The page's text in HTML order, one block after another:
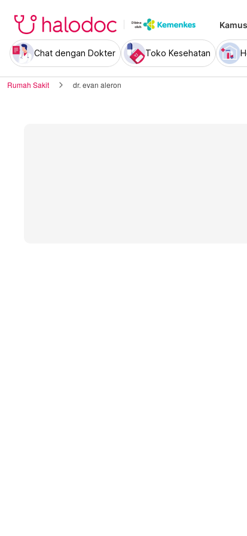
Chat dengan Dokter Toko Kesehatan
Rumah Sakit dr. evan aleron